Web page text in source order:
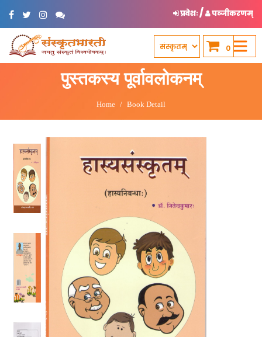
प्रवेशः/ पञ्जीकरणम्
0
पुस्तकस्य पूर्वावलोकनम्
Home Book Detail